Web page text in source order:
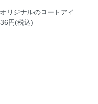
リジナルのロートアイ
円(税込)